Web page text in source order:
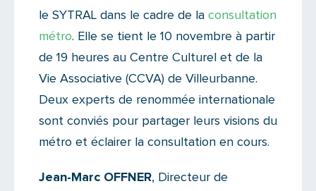
Il n'y a aucun commentaire...
Ajoutez le vôtre
le SYTRAL dans le cadre de la consultation
métro. Elle se tient le 10 novembre à partir
de 19 heures au Centre Culturel et de la
Vie Associative (CCVA) de Villeurbanne.
Deux experts de renommée internationale
sont conviés pour partager leurs visions du
métro et éclairer la consultation en cours.
Jean-Marc OFFNER, Directeur de